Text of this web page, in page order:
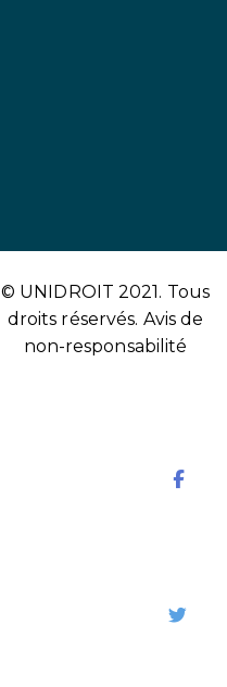
© UNIDROIT 2021. Tous
droits réservés. Avis de
non-responsabilité